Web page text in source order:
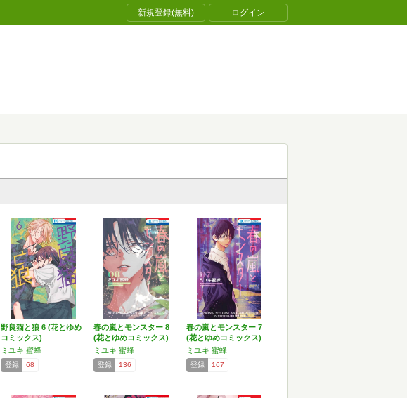
新規登録(無料) ログイン
野良猫と狼 6 (花とゆめ
コミックス)
ミユキ 蜜蜂
登録 68
春の嵐とモンスター 8
(花とゆめコミックス)
ミユキ 蜜蜂
登録 136
春の嵐とモンスター 7
(花とゆめコミックス)
ミユキ 蜜蜂
登録 167